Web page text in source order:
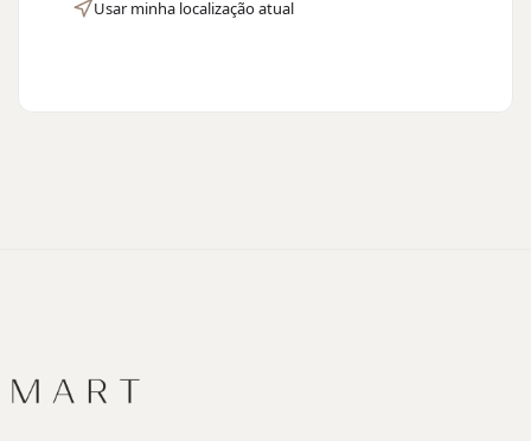
Usar minha localização atual